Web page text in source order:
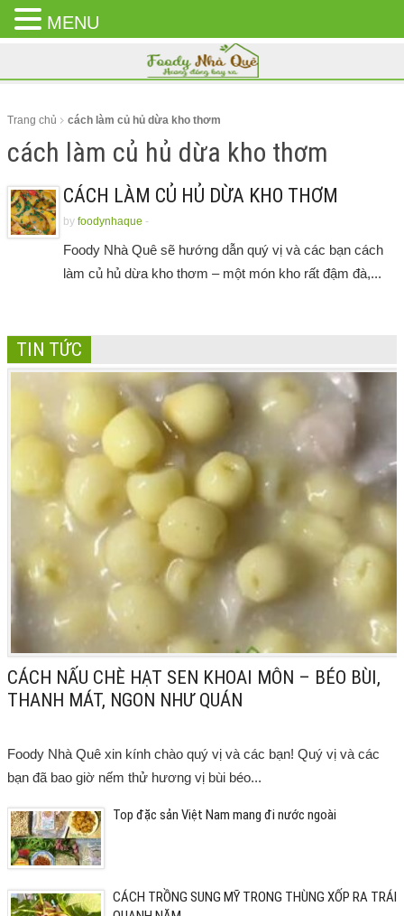
CLOSE
MENU
Trang chủ cách làm củ hủ dừa kho thơm
cách làm củ hủ dừa kho thơm
CÁCH LÀM CỦ HỦ DỪA KHO THƠM
by foodynhaque -
Foody Nhà Quê sẽ hướng dẫn quý vị và các bạn cách
làm củ hủ dừa kho thơm – một món kho rất đậm đà,...
TIN TỨC
CÁCH NẤU CHÈ HẠT SEN KHOAI MÔN – BÉO BÙI,
THANH MÁT, NGON NHƯ QUÁN
Foody Nhà Quê xin kính chào quý vị và các bạn! Quý vị và các
bạn đã bao giờ nếm thử hương vị bùi béo...
Top đặc sản Việt Nam mang đi nước ngoài
CÁCH TRỒNG SUNG MỸ TRONG THÙNG XỐP RA TRÁI
MENU